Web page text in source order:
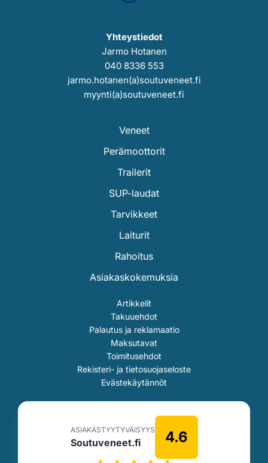
Yhteystiedot
Jarmo Hotanen
040 8336 553
jarmo.hotanen(a)soutuveneet.fi
myynti(a)soutuveneet.fi
Veneet
Perämoottorit
Trailerit
SUP-laudat
Tarvikkeet
Laiturit
Rahoitus
Asiakaskokemuksia
Artikkelit
Takuuehdot
Palautus ja reklamaatio
Maksutavat
Toimitusehdot
Rekisteri- ja tietosuojaseloste
Evästekäytännöt
ASIAKASTYYTYVÄISYYS
Soutuveneet.fi 4.6